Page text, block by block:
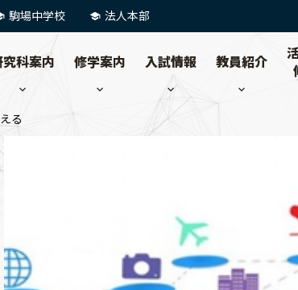
駒場中学校 法人本部
究科案内 修学案内 入試情報 教員紹介
る